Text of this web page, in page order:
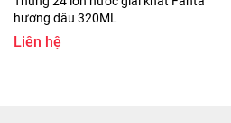
#blackpinkvn #blackpinkcom
#blpsvn #blpscom #blpscomvn
hương dâu 320ML
Liên hệ